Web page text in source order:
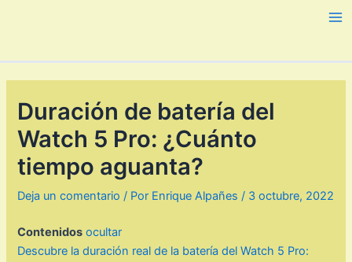
Duración de batería del
Watch 5 Pro: ¿Cuánto
tiempo aguanta?
Deja un comentario / Por Enrique Alpañes/ 3 octubre, 2022
Contenidos ocultar
Descubre la duración real de la batería del Watch 5 Pro: